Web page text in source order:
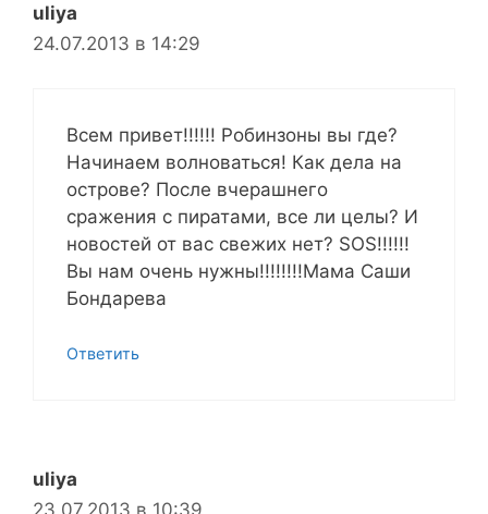
uliya
24.07.2013 в 14:29
Всем привет!!!!!! Робинзоны вы где?
Начинаем волноваться! Как дела на
острове? После вчерашнего
сражения с пиратами, все ли целы? И
новостей от вас свежих нет? SOS!!!!!!
Вы нам очень нужны!!!!!!!!Мама Саши
Бондарева
Ответить
uliya
23.07.2013 в 10:39